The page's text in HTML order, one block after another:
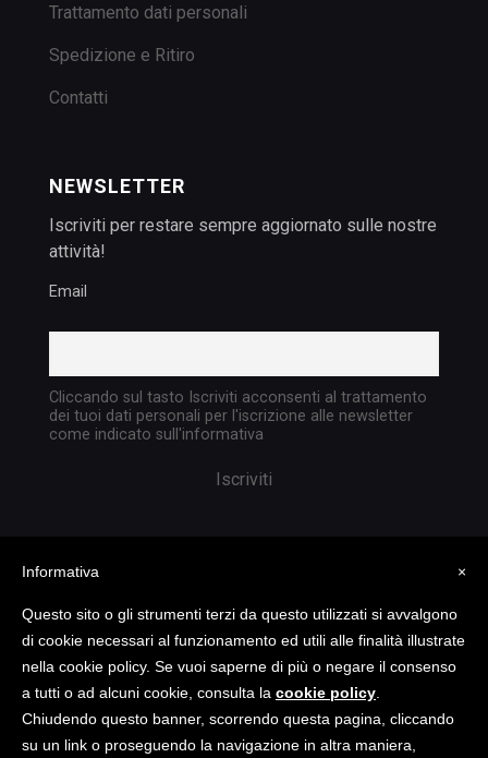
Trattamento dati personali
Spedizione e Ritiro
Contatti
NEWSLETTER
Iscriviti per restare sempre aggiornato sulle nostre
attività!
Email
Cliccando sul tasto Iscriviti acconsenti al trattamento
dei tuoi dati personali per l'iscrizione alle newsletter
come indicato sull'informativa
Copyright @ 2023 TATTICA S.R.L. | All rights
reserved | P.I. 05903351004
×
Informativa
Questo sito o gli strumenti terzi da questo utilizzati si avvalgono
di cookie necessari al funzionamento ed utili alle finalità illustrate
nella cookie policy. Se vuoi saperne di più o negare il consenso
a tutti o ad alcuni cookie, consulta la cookie policy
Chiudendo questo banner, scorrendo questa pagina, cliccando
su un link o proseguendo la navigazione in altra maniera,